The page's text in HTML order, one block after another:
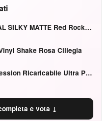
MAC M·A·CXIMAL SILKY MATTE Red Rock mat
Shake Rosa Ciliegia
Hourglass Confession Ricaricabile Ultra Preciso Ad Alta Intensità Secretly Classic Red
e vota ↓